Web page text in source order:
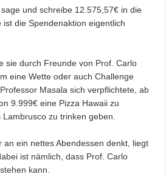
sage undschreibe 12.575,57€ in die
ist die Spendenaktion eigentlich
sie durch Freunde von Prof. Carlo
eine Wette oder auch Challenge
Masala sichverpflichtete, ab
9.999€ eine Pizza Hawaii zu
zu trinken geben.
an ein nettes Abendessen denkt, liegt
ist nämlich, dass Prof. Carlo
kann.